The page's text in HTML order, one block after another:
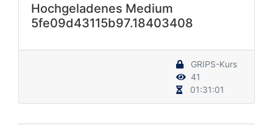
Hochgeladenes Medium
5fe09d43115b97.18403408
GRIPS-Kurs
41
01:31:01